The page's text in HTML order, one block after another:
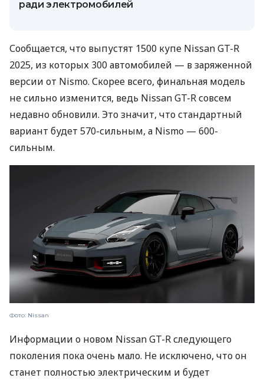
ради электромобилей
Сообщается, что выпустят 1500 купе Nissan GT-R
2025, из которых 300 автомобилей — в заряженной
версии от Nismo. Скорее всего, финальная модель
не сильно изменится, ведь Nissan GT-R совсем
недавно обновили. Это значит, что стандартный
вариант будет 570-сильным, а Nismo — 600-
сильным.
Фото: Nissan
Информации о новом Nissan GT-R следующего
поколения пока очень мало. Не исключено, что он
станет полностью электрическим и будет